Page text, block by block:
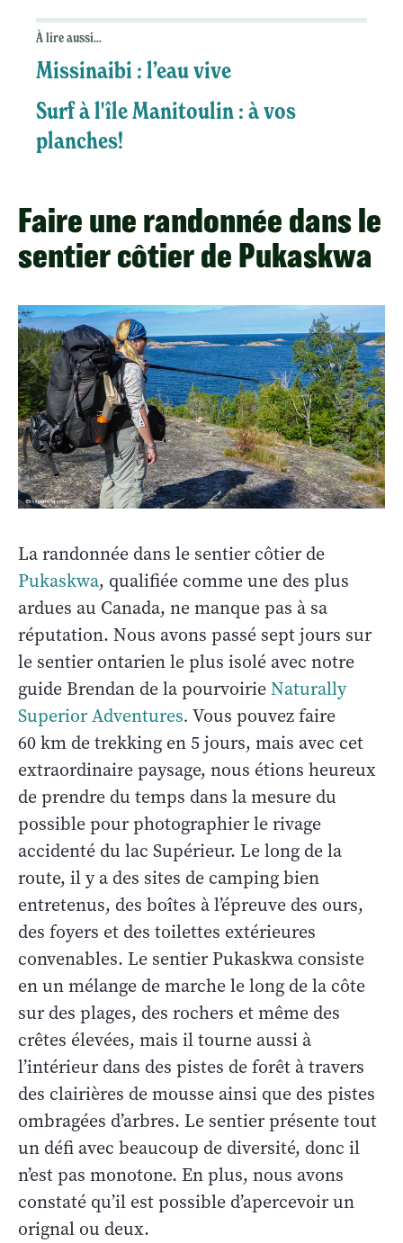
À lire aussi...
Missinaibi : l’eau vive
Surf à l'île Manitoulin : à vos
planches!
Faire une randonnée dans le
sentier côtier de Pukaskwa
La randonnée dans le sentier côtier de
Pukaskwa, qualifiée comme une des plus
ardues au Canada, ne manque pas à sa
réputation. Nous avons passé sept jours sur
le sentier ontarien le plus isolé avec notre
guide Brendan de la pourvoirieNaturally
Superior Adventures. Vous pouvez faire
60 km de trekking en 5 jours, mais avec cet
extraordinaire paysage, nous étions heureux
de prendre du temps dans la mesure du
possible pour photographier le rivage
accidenté du lac Supérieur. Le long de la
route, il y a des sites de camping bien
entretenus, des boîtes à l’épreuve des ours,
des foyers et des toilettes extérieures
convenables. Le sentier Pukaskwa consiste
en un mélange de marche le long de la côte
sur des plages, des rochers et même des
crêtes élevées, mais il tourne aussi à
l’intérieur dans des pistes de forêt à travers
des clairières de mousse ainsi que des pistes
ombragées d’arbres. Le sentier présente tout
un défi avec beaucoup de diversité, donc il
n’est pas monotone. En plus, nous avons
constaté qu’il est possible d’apercevoir un
orignal ou deux.